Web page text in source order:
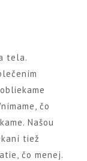
tela.
čo
Našou
tiež
čo menej.